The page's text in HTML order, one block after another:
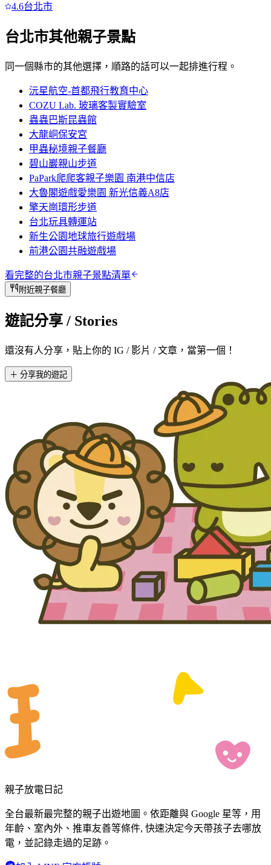
4.6台北市
台北市其他親子景點
同一個縣市的其他選擇，順路的話可以一起排進行程。
沅星航空-首都飛行教育中心
COZU Lab. 玻璃客製實驗室
蟲蟲巴斯昆蟲館
大龍峒保安宮
甲蟲秘境親子餐廳
碧山巖親山步道
PaPark爬爬客親子樂園 南港中信店
大魯閣遊戲愛樂園 新光信義A8店
擎天崗環形步道
台北玩具轉運站
新生公園地球旅行遊戲場
前港公園共融遊戲場
看完整的台北市親子景點清單
附近親子餐廳
遊記分享 / Stories
還沒有人分享，貼上你的 IG / 影片 / 文章，當第一個！
＋ 分享我的遊記
親子放電日記
全台最新最完整的親子出遊地圖。依距離與 Google 星等，用
年齡、室內外、推車友善等條件, 快速決定今天帶孩子去哪放
電，並記錄走過的足跡。